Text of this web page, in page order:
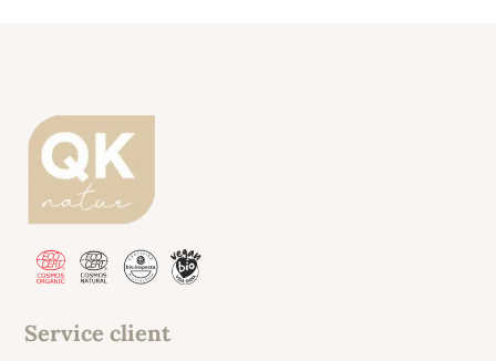
Service client